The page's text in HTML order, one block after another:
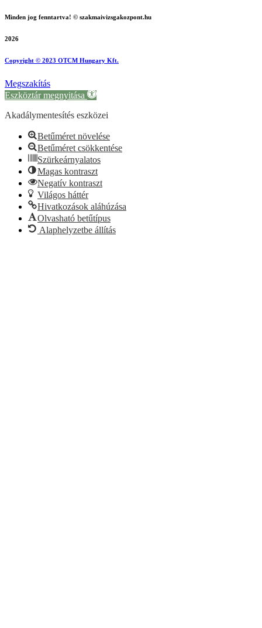
Minden jog fenntartva! © szakmaivizsgakozpont.hu
2026
Copyright © 2023 OTCM Hungary Kft.
Megszakítás
Eszköztár megnyitása
Akadálymentesítés eszközei
Betűméret növelése
Betűméret csökkentése
Szürkeárnyalatos
Magas kontraszt
Negatív kontraszt
Világos háttér
Hivatkozások aláhúzása
Olvasható betűtípus
Alaphelyzetbe állítás